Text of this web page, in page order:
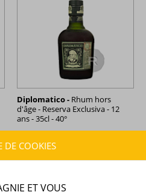
Diplomatico - Rhum hors
d'âge - Reserva Exclusiva - 12
ans - 35cl - 40°
30,97 €TTC
DE COOKIES
ET VOUS